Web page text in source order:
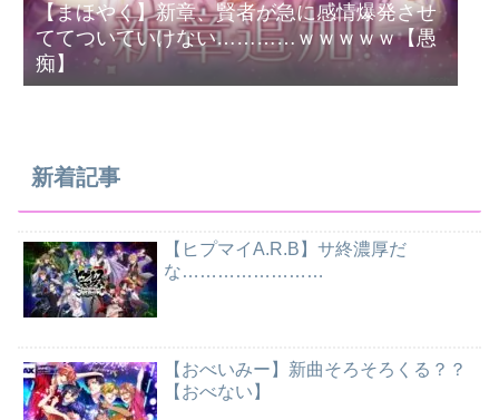
【まほやく】新章、賢者が急に感情爆発させ
ててついていけない…………ｗｗｗｗｗ【愚
痴】
新着記事
【ヒプマイA.R.B】サ終濃厚だ
な……………………
【おべいみー】新曲そろそろくる？？
【おべない】